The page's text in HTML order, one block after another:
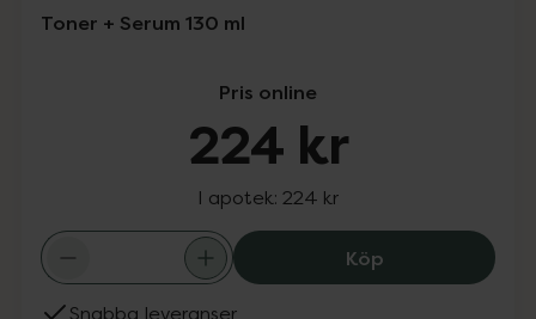
Toner + Serum 130 ml
Pris online
224 kr
I apotek: 224 kr
KöpThe Ordinary
Snabba leveranser